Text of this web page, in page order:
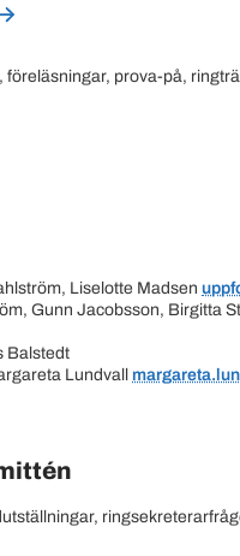
prova-på,
Liselotte Madsen
Gunn Jacobsson, Birgitta
Balstedt
Lundvall